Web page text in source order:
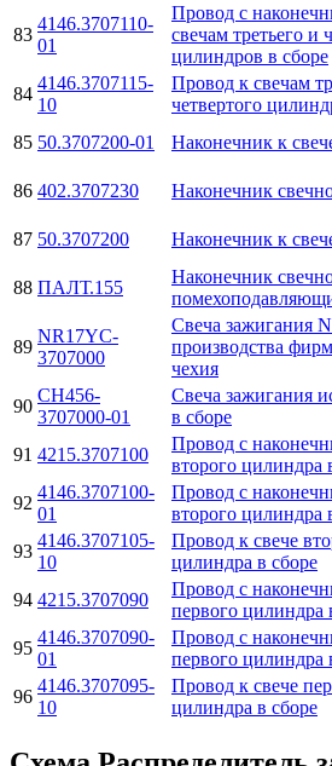
83
4146.3707110-
01
Провод с
свечам третьего и
цилиндров в сборе
84
4146.3707115-
10
Провод к свечам
четвертого
85 50.3707200-01 Наконечник к
86 402.3707230 Наконечник
87 50.3707200 Наконечник к
88 ПАЛТ.155
Наконечник
89
NR17YC-
3707000
Свеча зажигания
производства
чехия
90
СН456-
3707000-01
Свеча зажигания
в сборе
91 4215.3707100
Провод с
второго цилиндра
92
4146.3707100-
01
Провод с
второго цилиндра
93
4146.3707105-
10
Провод к свече
цилиндра в сборе
94 4215.3707090
Провод с
первого цилиндра
95
4146.3707090-
01
Провод с
первого цилиндра
96
4146.3707095-
10
Провод к свече
цилиндра в сборе